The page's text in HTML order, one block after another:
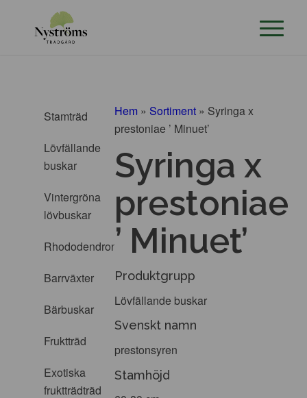
Stamträd
Lövfällande
buskar
Vintergröna
lövbuskar
Rhododendron
Barrväxter
Bärbuskar
Fruktträd
Exotiska
fruktträdträd
Hem » Sortiment » Syringa x
prestoniae ’ Minuet’
Syringa x
prestoniae
’ Minuet’
Produktgrupp
Lövfällande buskar
Svenskt namn
prestonsyren
Stamhöjd